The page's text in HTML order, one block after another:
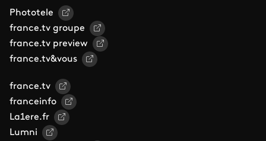
Phototele
france.tv groupe
france.tv preview
france.tv&vous
france.tv
franceinfo
La1ere.fr
Lumni